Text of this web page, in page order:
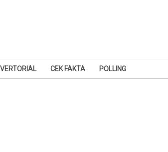
CEK FAKTA POLLING